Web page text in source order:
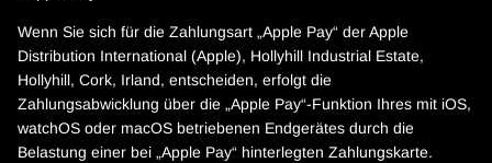
Wenn Sie sich für die Zahlungsart „Apple Pay“ der Apple
Distribution International (Apple), Hollyhill Industrial Estate,
Hollyhill, Cork, Irland, entscheiden, erfolgt die
Zahlungsabwicklung über die „Apple Pay“-Funktion Ihres mit iOS,
watchOS oder macOS betriebenen Endgerätes durch die
Belastung einer bei „Apple Pay“ hinterlegten Zahlungskarte.